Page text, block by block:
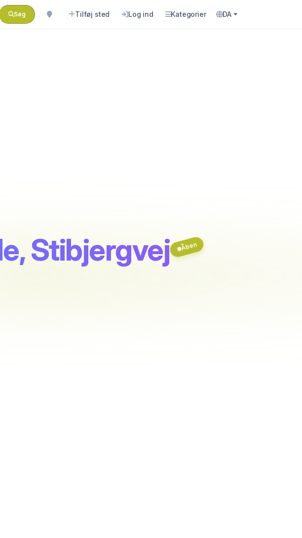
Søg Tilføj sted Log ind Kategorier DA
Stibjergvej Åben